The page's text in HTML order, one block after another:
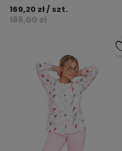
188,00 zł
169,20 zł / szt.